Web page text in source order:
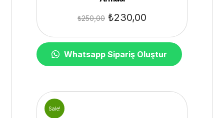
₺250,00 ₺230,00
Whatsapp Sipariş Oluştur
Sale!